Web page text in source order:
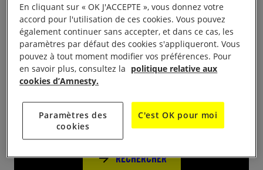
Près de chez vous
Trouvez d’autres événements pour agir
avec nous
RECHERCHER
En cliquant sur « OK J'ACCEPTE », vous donnez votre
accord pour l'utilisation de ces cookies. Vous pouvez
également continuer sans accepter, et dans ce cas, les
paramètres par défaut des cookies s'appliqueront. Vous
pouvez à tout moment modifier vos préférences. Pour
en savoir plus, consultez la politique relative aux
cookies d’Amnesty.
Paramètres des
cookies
C'est OK pour moi